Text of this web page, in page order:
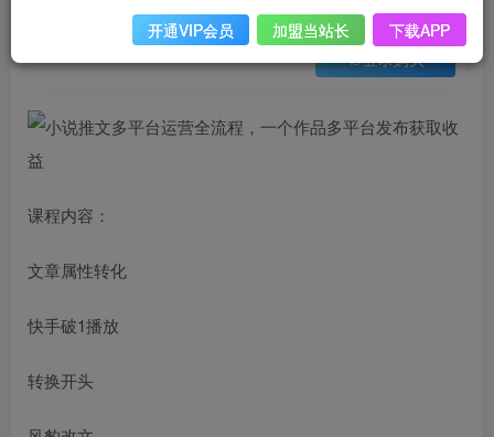
年VIP免费 终身VIP会员免费
登录购买
课程内容：
文章属性转化
快手破1播放
转换开头
开通VIP会员 加盟当站长 下载APP